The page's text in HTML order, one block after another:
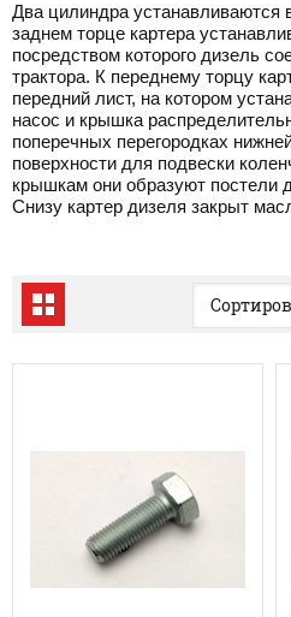
Два цилиндра устанавливаются
заднем торце картера
посредством которого дизель
трактора. К переднему торцу
передний лист, на котором
насос и крышка
поперечных перегородках
поверхности для подвески
крышкам они образуют постели
Снизу картер дизеля закрыт